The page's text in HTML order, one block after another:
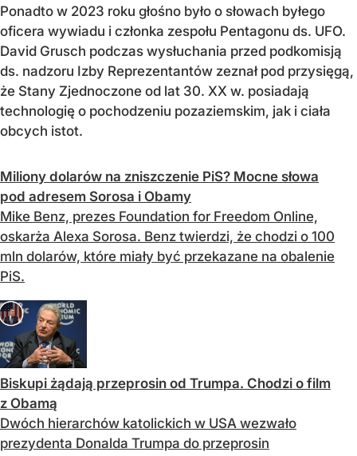
Ponadto w 2023 roku głośno było o słowach byłego
oficera wywiadu i członka zespołu Pentagonu ds. UFO.
David Grusch podczas wysłuchania przed podkomisją
ds. nadzoru Izby Reprezentantów zeznał pod przysięgą,
że Stany Zjednoczone od lat 30. XX w. posiadają
technologię o pochodzeniu pozaziemskim, jak i ciała
obcych istot.
Miliony dolarów na zniszczenie PiS? Mocne słowa
pod adresem Sorosa i Obamy
Mike Benz, prezes Foundation for Freedom Online,
oskarża Alexa Sorosa. Benz twierdzi, że chodzi o 100
mln dolarów, które miały być przekazane na obalenie
PiS.
Biskupi żądają przeprosin od Trumpa. Chodzi o film
z Obamą
Dwóch hierarchów katolickich w USA wezwało
prezydenta Donalda Trumpa do przeprosin